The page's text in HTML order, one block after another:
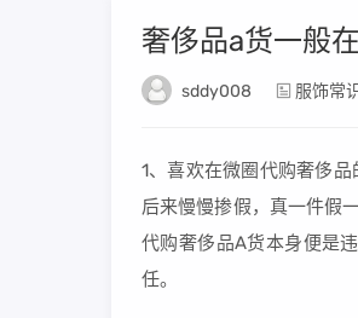
奢侈品a货一般
sddy008 服饰常
1、喜欢在微圈代购奢侈
后来慢慢掺假，真一件假
代购奢侈品A货本身便是
任。